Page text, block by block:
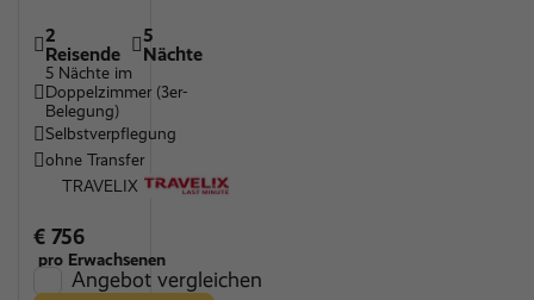
2
Reisende
5
Nächte
5 Nächte im
Doppelzimmer (3er-
Belegung)
Selbstverpflegung
ohne Transfer
TRAVELIX
€ 756
pro Erwachsenen
Angebot vergleichen